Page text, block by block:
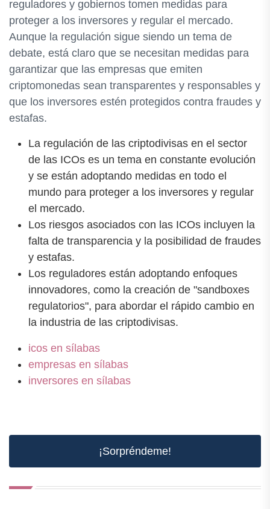
reguladores y gobiernos tomen medidas para
proteger a los inversores y regular el mercado.
Aunque la regulación sigue siendo un tema de
debate, está claro que se necesitan medidas para
garantizar que las empresas que emiten
criptomonedas sean transparentes y responsables y
que los inversores estén protegidos contra fraudes y
estafas.
La regulación de las criptodivisas en el sector
de las ICOs es un tema en constante evolución
y se están adoptando medidas en todo el
mundo para proteger a los inversores y regular
el mercado.
Los riesgos asociados con las ICOs incluyen la
falta de transparencia y la posibilidad de fraudes
y estafas.
Los reguladores están adoptando enfoques
innovadores, como la creación de "sandboxes
regulatorios", para abordar el rápido cambio en
la industria de las criptodivisas.
icos en sílabas
empresas en sílabas
inversores en sílabas
¡Sorpréndeme!